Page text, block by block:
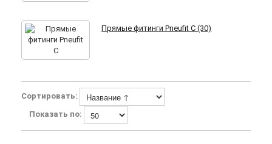
Прямые фитинги Pneufit C (30)
Сортировать:
Показать по: